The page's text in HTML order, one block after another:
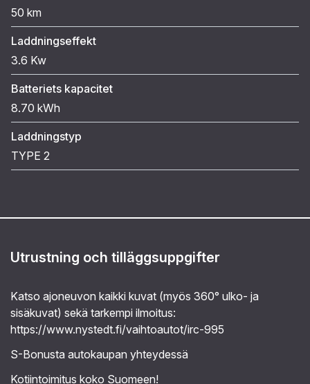
50 km
Laddningseffekt
3.6 Kw
Batteriets kapacitet
8.70 kWh
Laddningstyp
TYPE 2
Utrustning och tilläggsuppgifter
Katso ajoneuvon kaikki kuvat (myös 360° ulko- ja
sisäkuvat) sekä tarkempi ilmoitus:
https://www.nystedt.fi/vaihtoautot/irc-995
S-Bonusta autokaupan yhteydessä
Kotiintoimitus koko Suomeen!